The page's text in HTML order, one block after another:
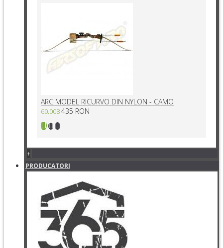
ARC MODEL RICURVO DIN NYLON - CAMO
60.008435 RON
+
PRODUCATORI